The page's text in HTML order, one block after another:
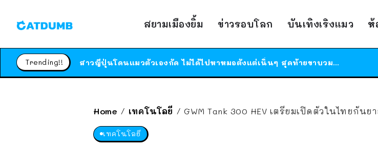
สยามเมืองยิ้ม ข่าวรอบโลก บันเทิงเริงแมว ห้
Trending!!
ร้านอาหารในนิวยอร์กประกาศปิดตัวลง หลังอยู่มานานกว่า 45 ปี ติดป้ายขอบคุณลูกค้าทุกคน แถมสูตรทำไวท์ซอสให้แบบจัดเต็ม
ได้เวลาเด็กหนวดรวมตัว RF Online Next เปิดให้เล่นแล้ว เกม Sci-Fi MMORPG ระดับตำนาน เล่นได้ทั้งมือถือและ PC
Home / เทคโนโลยี / GWM Tank 300 HEV เตรียมเปิดตัวในไทยกัน
เทคโนโลยี